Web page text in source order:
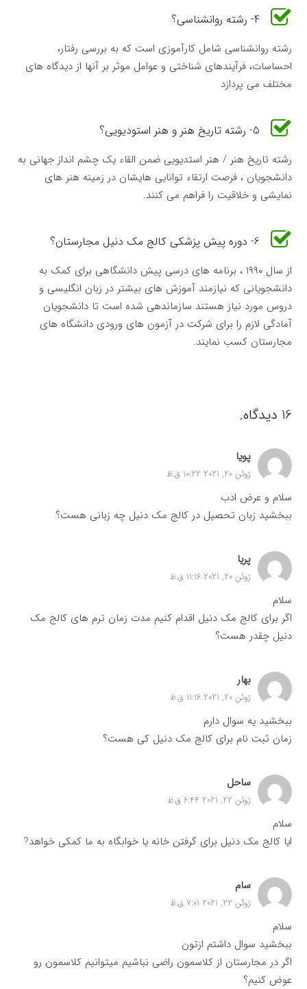
4- رشته روانشناسی؟
رشته روانشناسی شامل کارآموزی است که به بررسی رفتار،
احساسات، فرآیندهای شناختی و عوامل موثر بر آنها از دیدگاه های
مختلف می پردازد
5- رشته تاریخ هنر و هنر استودیویی؟
رشته تاریخ هنر / هنر استدیویی ضمن القاء یک چشم انداز جهانی به
دانشجویان ، فرصت ارتقاء توانایی هایشان در زمینه هنر های
نمایشی و خلاقیت را فراهم می کنند.
6- دوره پیش پزشکی کالج مک دنیل مجارستان؟
از سال ۱۹۹۰ ، برنامه های درسی پیش دانشگاهی برای کمک به
دانشجویانی که نیازمند آموزش های بیشتر در زبان انگلیسی و
دروس مورد نیاز هستند سازماندهی شده است تا دانشجویان
آمادگی لازم را برای شرکت در آزمون های ورودی دانشگاه های
مجارستان کسب نمایند.
16 دیدگاه.
پویا
ژوئن 20, 2021 10:22 ق.ظ
سلام و عرض ادب
ببخشید زبان تحصیل در کالج مک دنیل چه زبانی هست؟
پریا
ژوئن 20, 2021 11:16 ق.ظ
سلام
اگر برای کالج مک دنیل اقدام کنیم مدت زمان ترم های کالج مک
دنیل چقدر هست؟
بهار
ژوئن 20, 2021 11:16 ق.ظ
ببخشید یه سوال دارم
زمان ثبت نام برای کالج مک دنیل کی هست؟
ساحل
ژوئن 22, 2021 6:44 ق.ظ
سلام
ایا کالج مک دنیل برای گرفتن خانه یا خوابگاه به ما کمکی خواهد?
سام
ژوئن 22, 2021 7:01 ق.ظ
سلام
ببخشید سوال داشتم ازتون
اگر در مجارستان از کلاسمون راضی نباشیم میتوانیم کلاسمون رو
عوض کنیم؟